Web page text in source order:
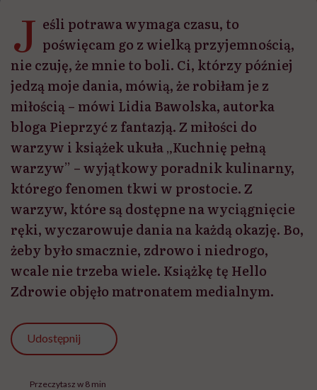
J eśli potrawa wymaga czasu, to
poświęcam go z wielką przyjemnością,
nie czuję, że mnie to boli. Ci, którzy później
jedzą moje dania, mówią, że robiłam je z
miłością – mówi Lidia Bawolska, autorka
bloga Pieprzyć z fantazją. Z miłości do
warzyw i książek ukuła „Kuchnię pełną
warzyw” – wyjątkowy poradnik kulinarny,
którego fenomen tkwi w prostocie. Z
warzyw, które są dostępne na wyciągnięcie
ręki, wyczarowuje dania na każdą okazję. Bo,
żeby było smacznie, zdrowo i niedrogo,
wcale nie trzeba wiele. Książkę tę Hello
Zdrowie objęło matronatem medialnym.
Udostępnij
Przeczytasz w 8 min